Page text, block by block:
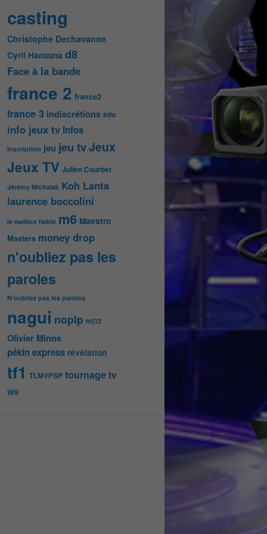
casting
Christophe Dechavanne
Cyril Hanouna d8
Face à la bande
france 2 france2
france 3 indiscrétions info
info jeux tv Infos
Inscription jeu jeu tvJeux
Jeux TV Julien Courbet
Jérémy Michalak Koh Lanta
laurence boccolini
le maillon faible m6 Maestro
Masters money drop
n'oubliez pas les
paroles
N'oubliez pas les paroles
nagui noplp nrj12
Olivier Minne
pékin express révélation
tf1 TLMVPSP tournagetv
W9